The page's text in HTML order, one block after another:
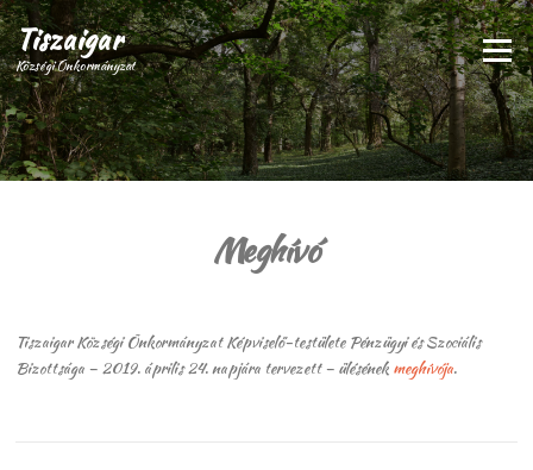
Ugrás
a
tartalomra
Tiszaigar
Községi Önkormányzat
Menü
Meghívó
Tiszaigar Községi Önkormányzat Képviselő-testülete Pénzügyi és Szociális
Bizottsága – 2019. április 24. napjára tervezett – ülésének meghívója.